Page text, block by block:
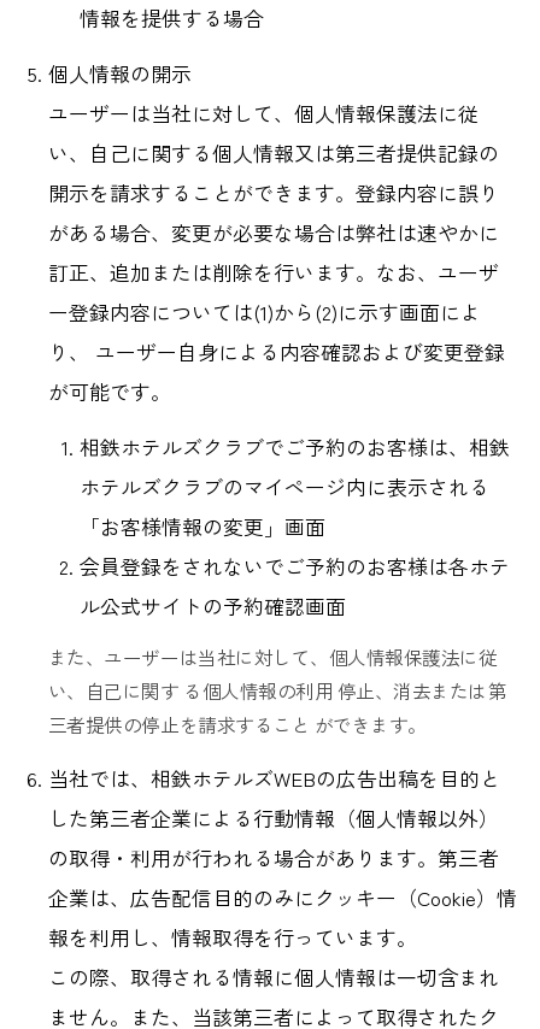
情報を提供する場合
個人情報の開示
ユーザーは当社に対して、個人情報保護法に従
い、自己に関する個人情報又は第三者提供記録の
開示を請求することができます。登録内容に誤り
がある場合、変更が必要な場合は弊社は速やかに
訂正、追加または削除を行います。なお、ユーザ
ー登録内容については(1)から(2)に示す画面によ
り、 ユーザー自身による内容確認および変更登録
が可能です。
相鉄ホテルズクラブでご予約のお客様は、相鉄
ホテルズクラブのマイページ内に表示される
「お客様情報の変更」画面
会員登録をされないでご予約のお客様は各ホテ
ル公式サイトの予約確認画面
また、ユーザーは当社に対して、個人情報保護法に従
い、自己に関す る個人情報の利用 停止、消去または第
三者提供の停止を請求すること ができます。
当社では、相鉄ホテルズWEBの広告出稿を目的と
した第三者企業による行動情報（個人情報以外）
の取得・利用が行われる場合があります。第三者
企業は、広告配信目的のみにクッキー（Cookie）情
報を利用し、情報取得を行っています。
この際、取得される情報に個人情報は一切含まれ
ません。また、当該第三者によって取得されたク